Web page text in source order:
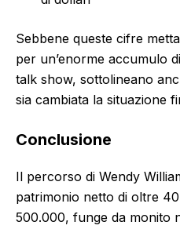
Sebbene queste cifre
per un’enorme accumulo
talk show, sottolineano
sia cambiata la situazione
Conclusione
Il percorso di Wendy
patrimonio netto di oltre
500.000, funge da monito